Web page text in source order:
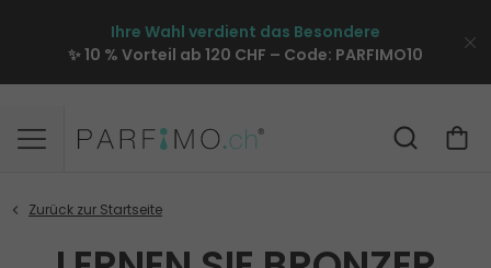
Ihre Wahl verdient das Besondere
✨ 10 % Vorteil ab 120 CHF – Code: PARFIMO10